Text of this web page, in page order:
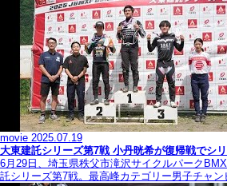
movie 2025.07.19
大東建託シリーズ第7戦 ⼩丹晄希が復帰戦でシ
6月29日、埼玉県秩父市滝沢サイクルパーク
託シリーズ第7戦。最高峰カテゴリー男子チャン